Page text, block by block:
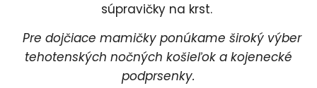
súpravičky na krst.
Pre dojčiace mamičky ponúkame široký výber
tehotenských nočných košieľok a kojenecké
podprsenky.